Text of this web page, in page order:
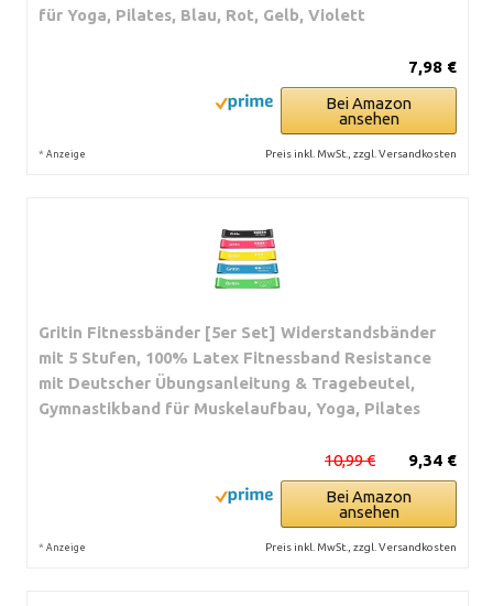
für Yoga, Pilates, Blau, Rot, Gelb, Violett
7,98 €
Bei Amazon
ansehen
* Anzeige Preis inkl. MwSt., zzgl. Versandkosten
Gritin Fitnessbänder [5er Set] Widerstandsbänder
mit 5 Stufen, 100% Latex Fitnessband Resistance
mit Deutscher Übungsanleitung & Tragebeutel,
Gymnastikband für Muskelaufbau, Yoga, Pilates
9,34 €
10,99 €
Bei Amazon
ansehen
* Anzeige Preis inkl. MwSt., zzgl. Versandkosten